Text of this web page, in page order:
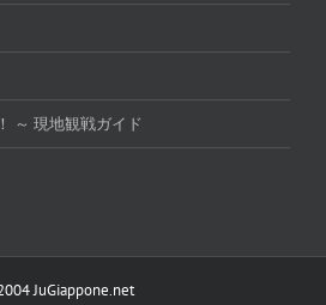
～ 現地観戦ガイド
JuGiappone.net